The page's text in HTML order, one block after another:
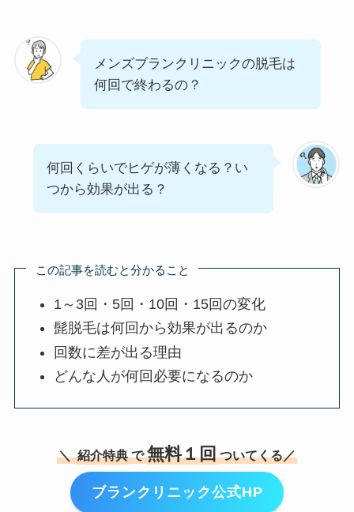
メンズブランクリニックの脱毛は
何回で終わるの？
何回くらいでヒゲが薄くなる？い
つから効果が出る？
この記事を読むと分かること
1～3回・5回・10回・15回の変化
髭脱毛は何回から効果が出るのか
回数に差が出る理由
どんな人が何回必要になるのか
＼ 紹介特典 で 無料１回 ついてくる／
ブランクリニック公式HP